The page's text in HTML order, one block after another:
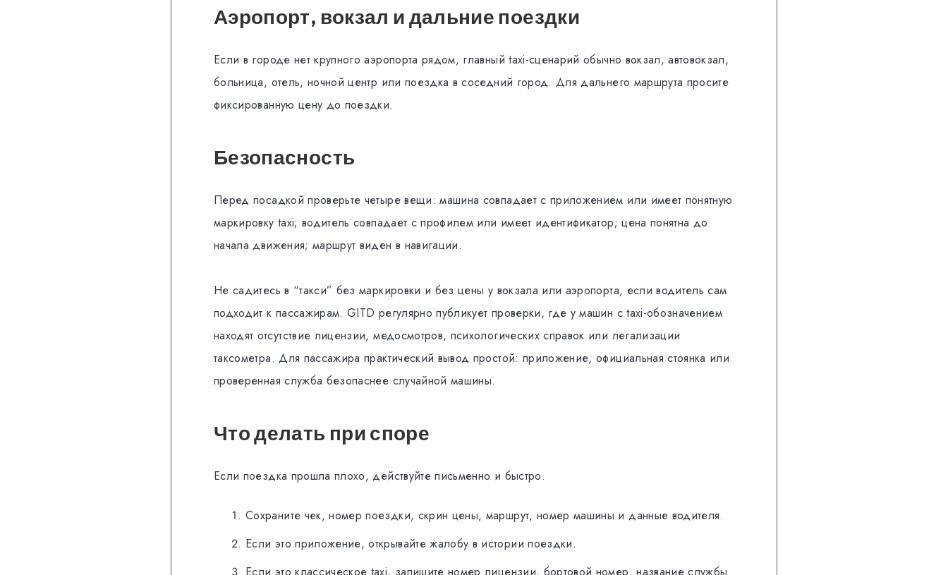
Аэропорт, вокзал и дальние поездки
Если в городе нет крупного аэропорта рядом, главный taxi-сценарий обычно вокзал, автовокзал,
больница, отель, ночной центр или поездка в соседний город. Для дальнего маршрута просите
фиксированную цену до поездки.
Безопасность
Перед посадкой проверьте четыре вещи: машина совпадает с приложением или имеет понятную
маркировку taxi; водитель совпадает с профилем или имеет идентификатор; цена понятна до
начала движения; маршрут виден в навигации.
Не садитесь в “такси” без маркировки и без цены у вокзала или аэропорта, если водитель сам
подходит к пассажирам. GITD регулярно публикует проверки, где у машин с taxi-обозначением
находят отсутствие лицензии, медосмотров, психологических справок или легализации
таксометра. Для пассажира практический вывод простой: приложение, официальная стоянка или
проверенная служба безопаснее случайной машины.
Что делать при споре
Если поездка прошла плохо, действуйте письменно и быстро.
Сохраните чек, номер поездки, скрин цены, маршрут, номер машины и данные водителя.
Если это приложение, открывайте жалобу в истории поездки.
Если это классическое taxi, запишите номер лицензии, бортовой номер, название службы